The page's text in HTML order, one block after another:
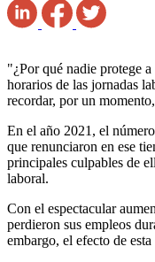
"¿Por qué nadie protege
horarios de las jornadas
recordar, por un
En el año 2021, el
que renunciaron en ese
principales culpables de
laboral.
Con el espectacular
perdieron sus empleos
embargo, el efecto de